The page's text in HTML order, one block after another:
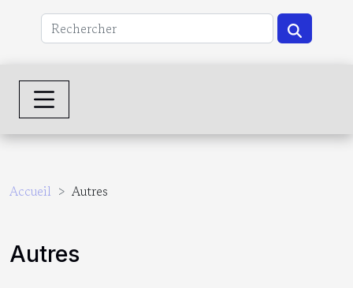
Accueil Autres
Autres